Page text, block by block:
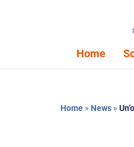
Home
Home » News »